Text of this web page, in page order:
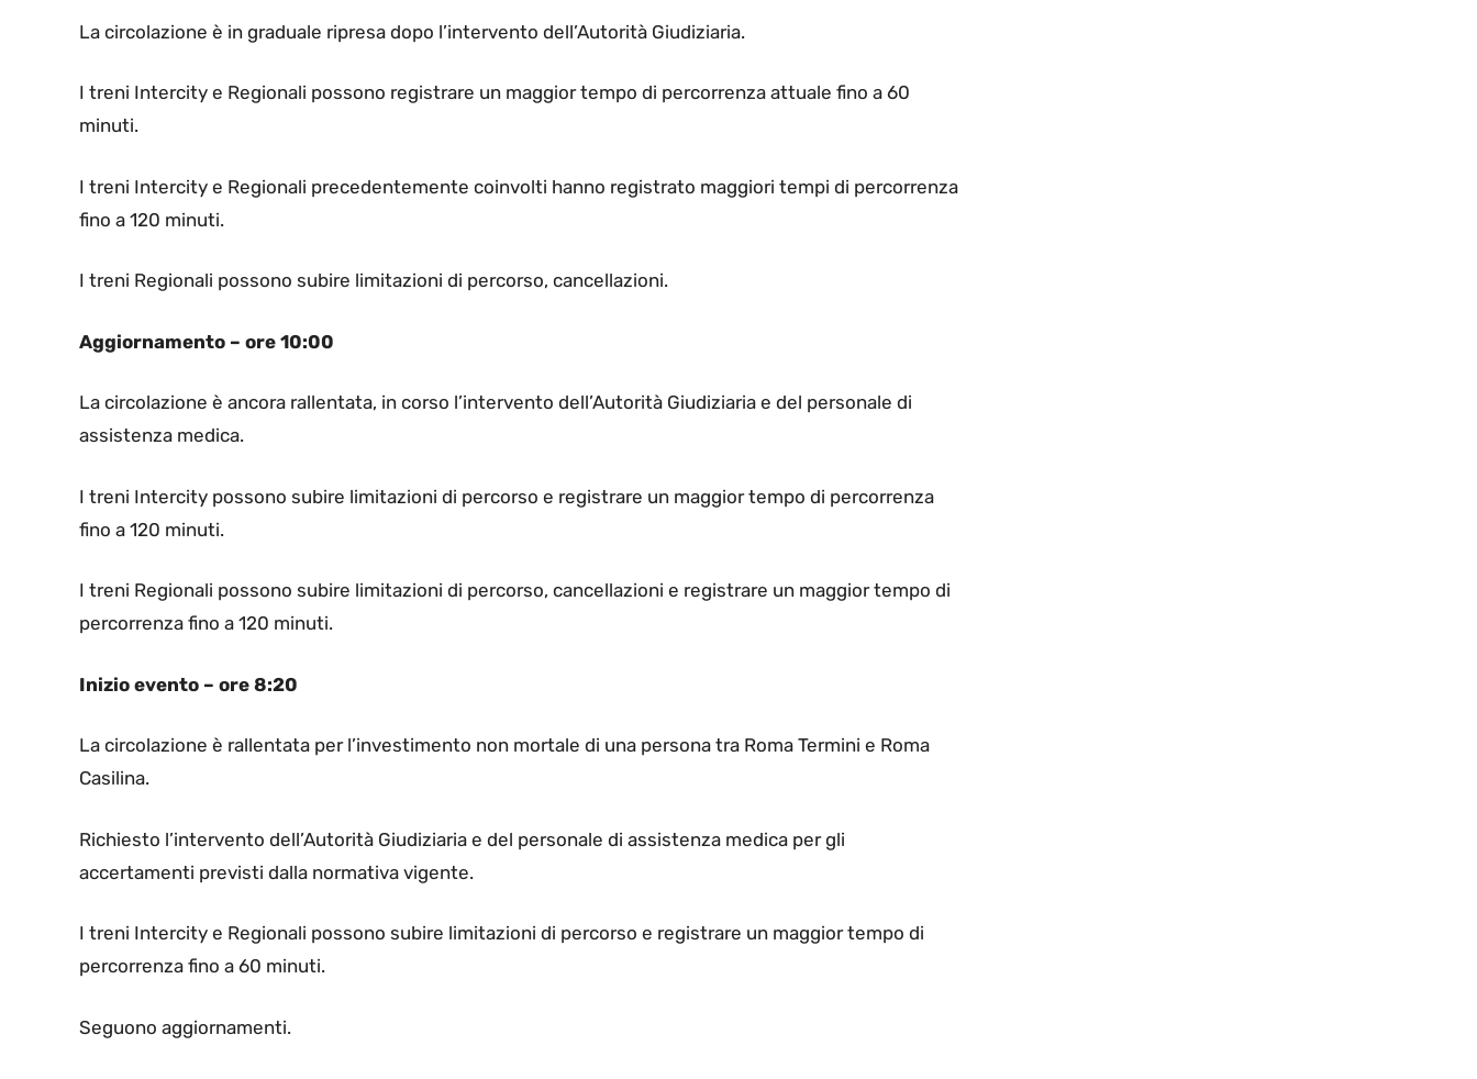
La circolazione è in graduale ripresa dopo l’intervento dell’Autorità Giudiziaria.
I treni Intercity e Regionali possono registrare un maggior tempo di percorrenza attuale fino a 60
minuti.
I treni Intercity e Regionali precedentemente coinvolti hanno registrato maggiori tempi di percorrenza
fino a 120 minuti.
I treni Regionali possono subire limitazioni di percorso, cancellazioni.
Aggiornamento – ore 10:00
La circolazione è ancora rallentata, in corso l’intervento dell’Autorità Giudiziaria e del personale di
assistenza medica.
I treni Intercity possono subire limitazioni di percorso e registrare un maggior tempo di percorrenza
fino a 120 minuti.
I treni Regionali possono subire limitazioni di percorso, cancellazioni e registrare un maggior tempo di
percorrenza fino a 120 minuti.
Inizio evento – ore 8:20
La circolazione è rallentata per l’investimento non mortale di una persona tra Roma Termini e Roma
Casilina.
Richiesto l’intervento dell’Autorità Giudiziaria e del personale di assistenza medica per gli
accertamenti previsti dalla normativa vigente.
I treni Intercity e Regionali possono subire limitazioni di percorso e registrare un maggior tempo di
percorrenza fino a 60 minuti.
Seguono aggiornamenti.